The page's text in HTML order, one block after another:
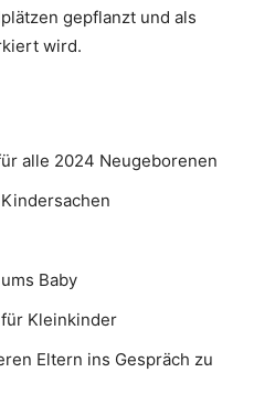
gepflanzt und als
wird.
alle 2024 Neugeborenen
Baby
Kleinkinder
Eltern ins Gespräch zu